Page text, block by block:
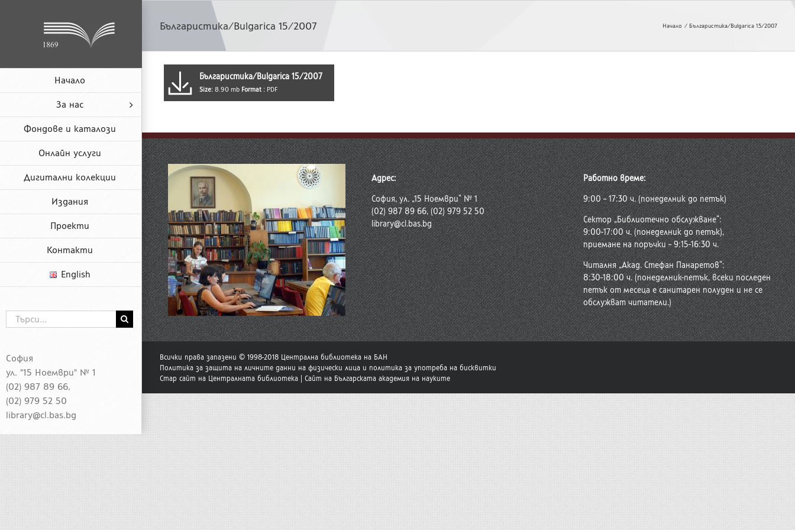
Начало
За нас
Фондове и каталози
Онлайн услуги
Дигитални колекции
Издания
Проекти
Контакти
English
София
ул. "15 Ноември" № 1
(02) 987 89 66,
(02) 979 52 50
library@cl.bas.bg
Търсене
...
Българистика/Bulgarica 15/2007 Начало Българистика/Bulgarica 15/2007
Българистика/Bulgarica 15/2007
Size: 8.90 mb Format : PDF
Адрес:
София, ул. „15 Ноември“ № 1
(02) 987 89 66, (02) 979 52 50
library@cl.bas.bg
Работно време:
9:00 – 17:30 ч. (понеделник до петък)
Сектор „Библиотечно обслужване“:
9:00-17:00 ч. (понеделник до петък),
приемане на поръчки – 9:15-16:30 ч.
Читалня „Акад. Стефан Панаретов“:
8:30-18:00 ч. (понеделник-петък, всеки последен
петък от месеца е санитарен полуден и не се
обслужват читатели.)
Всички права запазени © 1998-2018 Централна библиотека на БАН
Политика за защита на личните данни на физически лица и политика за употреба на бисквитки
Стар сайт на Централната библиотека
Сайт на Българската академия на науките